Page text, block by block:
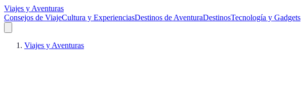
Viajes y Aventuras
Consejos de ViajeCultura y ExperienciasDestinos de AventuraDestinosTecnología y Gadgets
Viajes y Aventuras